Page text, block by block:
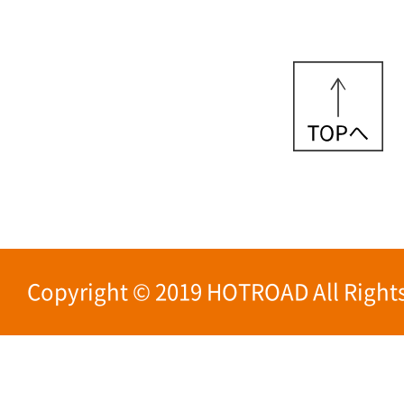
Copyright © 2019 HOTROAD All